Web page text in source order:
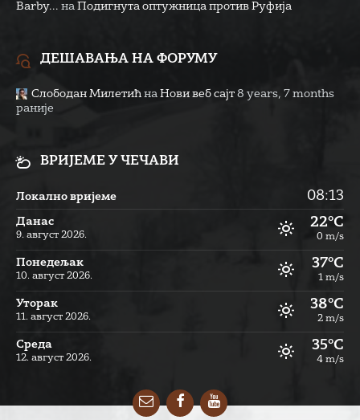
Barby... на Подигнута оптужница против Руфија
ДЕШАВАЊА НА ФОРУМУ
Слободан Милетић на Нови веб сајт 8 years, 7 months
раније
ВРИЈЕМЕ У ЧЕЧАВИ
Локално вријеме 08:13
Данас
9. август 2026.
22°C
0 m/s
Понедељак
10. август 2026.
37°C
1 m/s
Уторак
11. август 2026.
38°C
2 m/s
Cреда
12. август 2026.
35°C
4 m/s
EmailFacebookYouTube